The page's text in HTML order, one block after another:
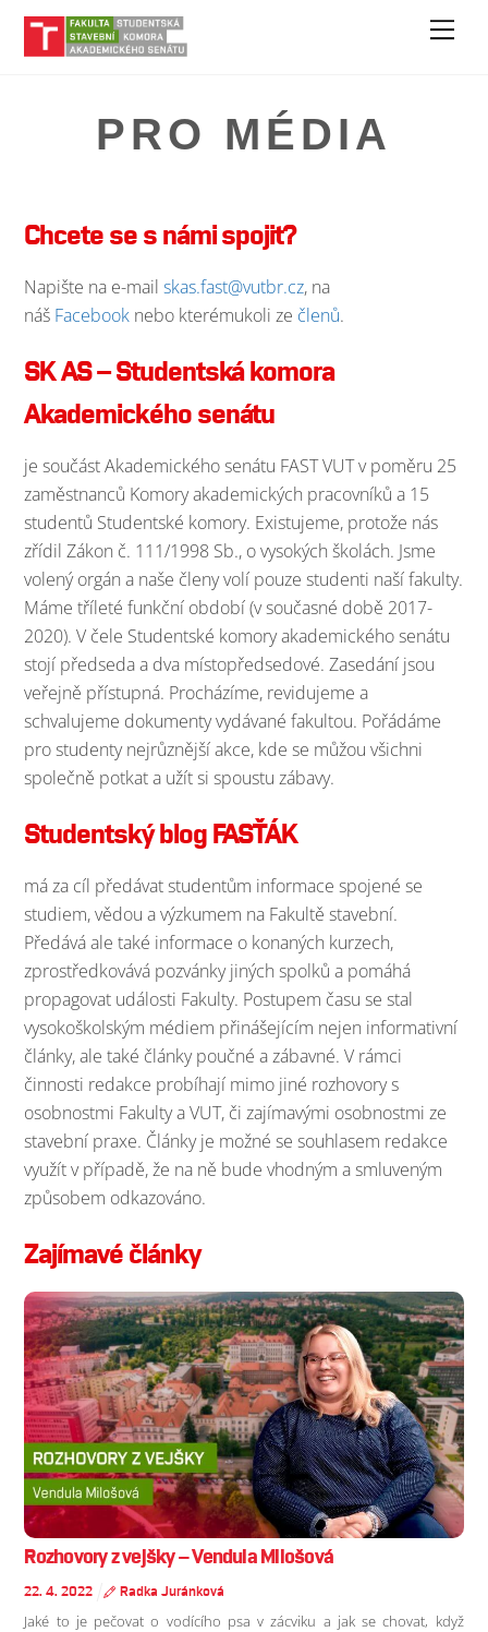
Skip
PRO MÉDIA
Chcete se s námi spojit?
Napište na e-mailskas.fast@vutbr.cz, na
náš Facebook nebo kterémukoli ze členů.
SK AS – Studentská komora
Akademického senátu
je součást Akademického senátu FAST VUT v poměru 25
zaměstnanců Komory akademických pracovníků a 15
studentů Studentské komory. Existujeme, protože nás
zřídil Zákon č. 111/1998 Sb., o vysokých školách. Jsme
volený orgán a naše členy volí pouze studenti naší fakulty.
Máme tříleté funkční období (v současné době 2017-
2020). V čele Studentské komory akademického senátu
stojí předseda a dva místopředsedové. Zasedání jsou
veřejně přístupná. Procházíme, revidujeme a
schvalujeme dokumenty vydávané fakultou. Pořádáme
pro studenty nejrůznější akce, kde se můžou všichni
společně potkat a užít si spoustu zábavy.
Studentský blog FASŤÁK
má za cíl předávat studentům informace spojené se
studiem, vědou a výzkumem na Fakultě stavební.
Předává ale také informace o konaných kurzech,
zprostředkovává pozvánky jiných spolků a pomáhá
propagovat události Fakulty. Postupem času se stal
vysokoškolským médiem přinášejícím nejen informativní
články, ale také články poučné a zábavné. V rámci
činnosti redakce probíhají mimo jiné rozhovory s
osobnostmi Fakulty a VUT, či zajímavými osobnostmi ze
stavební praxe. Články je možné se souhlasem redakce
využít v případě, že na ně bude vhodným a smluveným
způsobem odkazováno.
Zajímavé články
Rozhovory z vejšky – Vendula Milošová
22.4.2022 Radka Juránková
Jaké to je pečovat o vodícího psa v zácviku a jak se chovat, když